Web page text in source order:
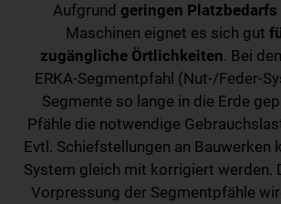
Aufgrund geringen Platzbedarfs
Maschinen eignet es sich gut
zugängliche Örtlichkeiten. Bei
ERKA-Segmentpfahl (Nut-/Feder-
Segmente so lange in die Erde
Pfähle die notwendige
Evtl. Schiefstellungen an Bauwerken
System gleich mit korrigiert werden.
Vorpressung der Segmentpfähle